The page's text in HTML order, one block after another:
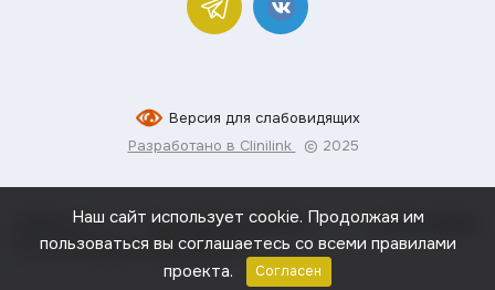
Версия для слабовидящих
Разработано в Clinilink
© 2025
ИМЕЮТСЯ ПРОТИВОПОКАЗАНИЯ, НЕОБХОДИМА
КОНСУЛЬТАЦИЯ СПЕЦИАЛИСТА
Наш сайт использует cookie. Продолжая им
пользоваться вы соглашаетесь со всеми правилами
проекта.
Согласен